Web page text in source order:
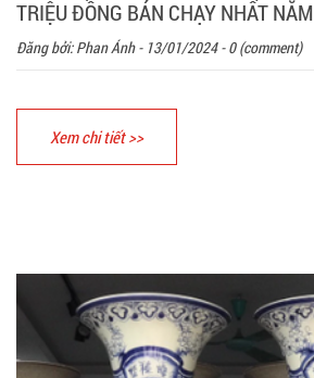
TRIỆU ĐỒNG BÁN CHẠY NHẤT NĂM
Đăng bởi:Phan Ánh- 13/01/2024 - 0 (comment)
Xem chi tiết >>